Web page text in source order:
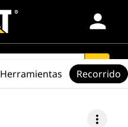
person
search
more_vert
Herramientas Recorrido